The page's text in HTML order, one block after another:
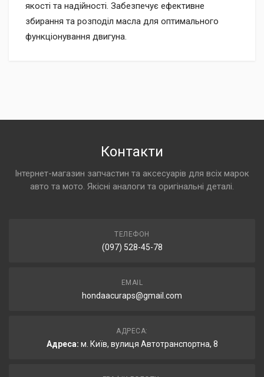
якості та надійності. Забезпечує ефективне
збирання та розподіл масла для оптимального
функціонування двигуна.
Контакти
Інтернет-магазин запчастин та аксесуарів для всіх марок
авто та мото. Якісні аналоги та оригінальні деталі.
ТЕЛЕФОН
(097) 528-45-78
EMAIL
hondaacuraps@gmail.com
АДРЕСА:
Адреса: м. Київ, вулиця Автотранспортна, 8